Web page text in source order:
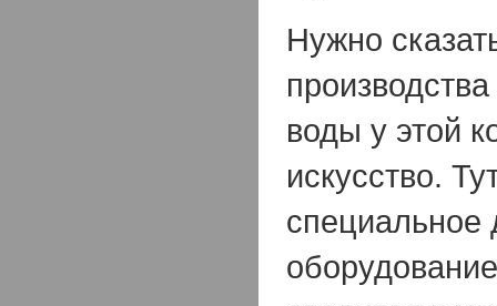
Нужно
воды у этой
искусство.
специальное